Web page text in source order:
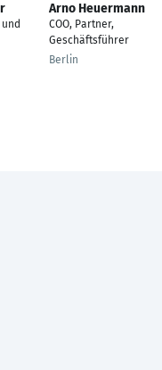
Arno Heuermann
COO, Partner,
Geschäftsführer
Berlin